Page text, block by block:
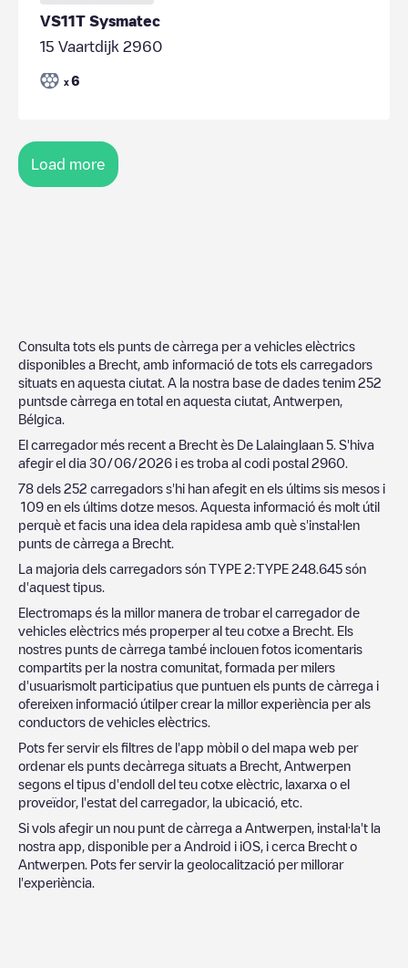
VS11T Sysmatec
15 Vaartdijk 2960
x 6
Load more
Consulta tots els punts de càrrega per a vehicles elèctrics
disponibles a Brecht , amb informació de tots els carregadors
situats en aquesta ciutat. A la nostra base de dades tenim 252
puntsde càrrega en total en aquesta ciutat, Antwerpen
Bélgica
El carregador més recent a Brecht ès De Lalainglaan 5 . S'hiva
afegir el dia 30/06/2026 i es troba al codi postal 2960
78 dels 252 carregadors s'hi han afegit en els últims sis mesos i
109 en els últims dotze mesos. Aquesta informació és molt útil
perquè et facis una idea dela rapidesa amb què s'instal·len
punts de càrrega a Brecht
La majoria dels carregadors són TYPE 2:TYPE 248.645 són
d'aquest tipus.
Electromaps és la millor manera de trobar el carregador de
vehicles elèctrics més properper al teu cotxe a Brecht . Els
nostres punts de càrrega també inclouen fotos icomentaris
compartits per la nostra comunitat, formada per milers
d'usuarismolt participatius que puntuen els punts de càrrega i
ofereixen informació útilper crear la millor experiència per als
conductors de vehicles elèctrics.
Pots fer servir els filtres de l'app mòbil o del mapa web per
ordenar els punts decàrrega situats a Brecht Antwerpen
segons el tipus d'endoll del teu cotxe elèctric, laxarxa o el
proveïdor, l'estat del carregador, la ubicació, etc.
Si vols afegir un nou punt de càrrega a Antwerpen , instal·la't la
nostra app, disponible per a Android i iOS, i cerca Brecht o
Antwerpen . Pots fer servir la geolocalització per millorar
l'experiència.